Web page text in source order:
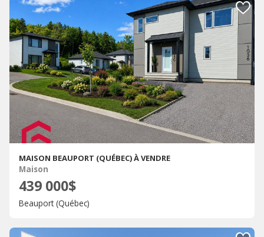
MAISON BEAUPORT (QUÉBEC) À VENDRE
Maison
439 000$
Beauport (Québec)